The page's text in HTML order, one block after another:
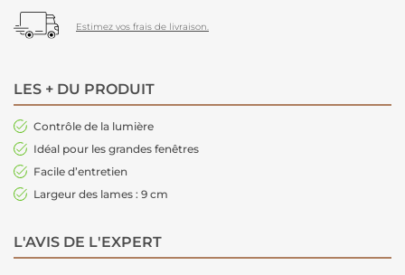
Estimez vos frais de livraison.
LES + DU PRODUIT
Contrôle de la lumière
Idéal pour les grandes fenêtres
Facile d’entretien
Largeur des lames : 9 cm
L'AVIS DE L'EXPERT